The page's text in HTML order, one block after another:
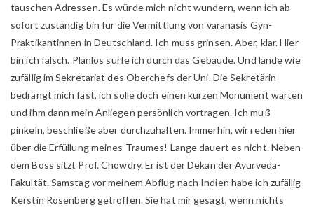
tauschen Adressen. Es würde mich nicht wundern, wenn ich ab
sofort zuständig bin für die Vermittlung von varanasis Gyn-
Praktikantinnen in Deutschland. Ich muss grinsen. Aber, klar. Hier
bin ich falsch. Planlos surfe ich durch das Gebäude. Und lande wie
zufällig im Sekretariat des Oberchefs der Uni. Die Sekretärin
bedrängt mich fast, ich solle doch einen kurzen Monument warten
und ihm dann mein Anliegen persönlich vortragen. Ich muß
pinkeln, beschließe aber durchzuhalten. Immerhin, wir reden hier
über die Erfüllung meines Traumes! Lange dauert es nicht. Neben
dem Boss sitzt Prof. Chowdry. Er ist der Dekan der Ayurveda-
Fakultät. Samstag vor meinem Abflug nach Indien habe ich zufällig
Kerstin Rosenberg getroffen. Sie hat mir gesagt, wenn nichts